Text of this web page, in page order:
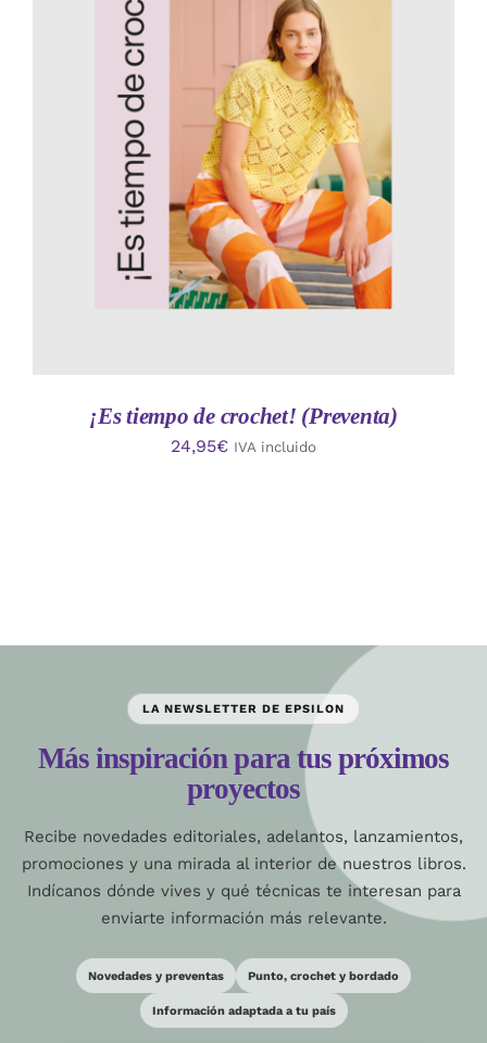
AÑADIR AL CARRITO
/
DETALLES
¡Es tiempo de crochet! (Preventa)
24,95€ IVA incluido
LA NEWSLETTER DE EPSILON
Más inspiración para tus próximos
proyectos
Recibe novedades editoriales, adelantos, lanzamientos,
promociones y una mirada al interior de nuestros libros.
Indícanos dónde vives y qué técnicas te interesan para
enviarte información más relevante.
Novedades y preventas Punto, crochet y bordado
Información adaptada a tu país